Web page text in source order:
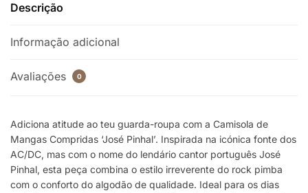
Descrição
Informação adicional
Avaliações 0
Adiciona atitude ao teu guarda-roupa com a Camisola de
Mangas Compridas ‘José Pinhal’. Inspirada na icónica fonte dos
AC/DC, mas com o nome do lendário cantor português José
Pinhal, esta peça combina o estilo irreverente do rock pimba
com o conforto do algodão de qualidade. Ideal para os dias